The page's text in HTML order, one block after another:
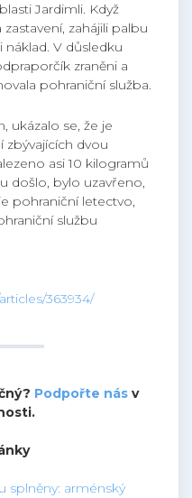
Jardimli. Když
zahájili palbu
V důsledku
zraněni a
pohraniční služba.
ukázalo se, že je
zbývajících dvou
asi 10 kilogramů
došlo, bylo uzavřeno,
pohraniční letectvo,
službu
363934/
Podpořte násv
splněny: arménský